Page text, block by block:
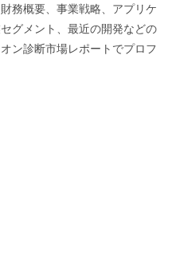
務概要、事業戦略、アプリケ
グメント、最近の開発などの
ン診断市場レポートでプロフ